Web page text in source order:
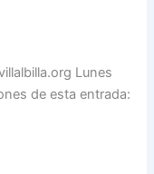
Lunes
de esta entrada: